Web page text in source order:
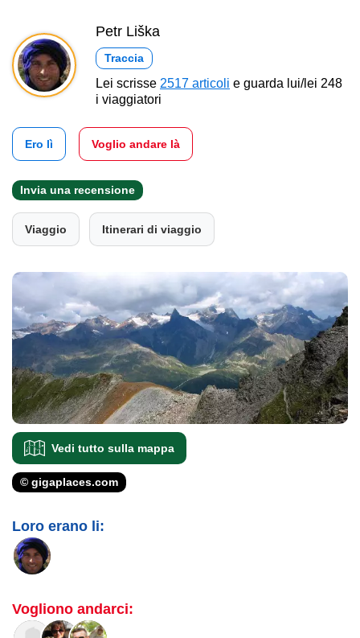
Petr Liška
Traccia
Lei scrisse 2517 articoli e guarda lui/lei 248
i viaggiatori
Ero lì Voglio andare là
Invia una recensione
Viaggio Itinerari di viaggio
Vedi tutto sulla mappa
© gigaplaces.com
Loro erano li:
Vogliono andarci: